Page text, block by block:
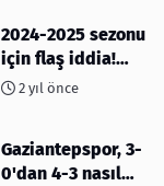
2024-2025 sezonu
için flaş iddia!
Play-Off sistemi
2 yıl önce
Gaziantepspor, 3-
0'dan 4-3 nasıl